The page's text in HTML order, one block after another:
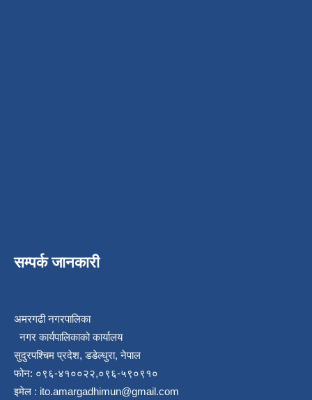
सम्पर्क जानकारी
अमरगढी नगरपालिका
नगर कार्यपालिकाको कार्यालय
सुदुरपश्चिम प्रदेश, डडेल्धुरा, नेपाल
फोन: ०९६-४१००२२,०९६-५९०९१०
इमेल : ito.amargadhimun@gmail.com